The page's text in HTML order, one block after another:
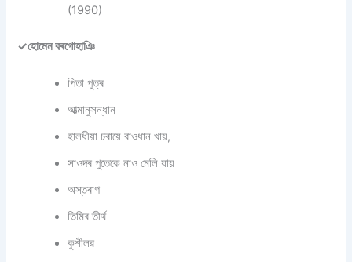
(1990)
✓হোমেন বৰগোহাঞি
পিতা পুত্ৰ
আত্মানুসন্ধান
হালধীয়া চৰায়ে বাওধান খায়,
সাওদৰ পুতেকে নাও মেলি যায়
অস্তৰাগ
তিমিৰ তীৰ্থ
কুশীলৱ